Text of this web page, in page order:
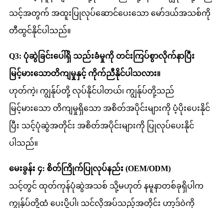
သင့်အတွက် အထူးပြုလုပ်ဆောင်ပေးသော မော်ဒယ်အသစ်ကို
တီထွင်နိုင်ပါသည်။
Q3: ပုံဆွဲခြင်းပေါ်ရှိ သည်းခံမှုကို တင်းကြပ်စွာလိုက်နာပြီး
မြင့်မားသောတိကျမှုနှင့် ကိုက်ညီနိုင်ပါသလား။
ဟုတ်ကဲ့၊ ကျွန်ုပ်တို့ လုပ်နိုင်ပါတယ်၊ ကျွန်ုပ်တို့သည်
မြင့်မားသော တိကျမှုရှိသော အစိတ်အပိုင်းများကို ပံ့ပိုးပေးနိုင်
ပြီး သင့်ပုံဆွဲအတိုင်း အစိတ်အပိုင်းများကို ပြုလုပ်ပေးနိုင်
ပါသည်။
မေးခွန်း ၄: စိတ်ကြိုက်ပြုလုပ်နည်း (OEM/ODM)
သင့်တွင် ထုတ်ကုန်ပုံဆွဲအသစ် သို့မဟုတ် နမူနာတစ်ခုရှိပါက
ကျွန်ုပ်တို့ထံ ပေးပို့ပါ၊ သင်လိုအပ်သည့်အတိုင်း ဟာ့ဒ်ဝဲကို